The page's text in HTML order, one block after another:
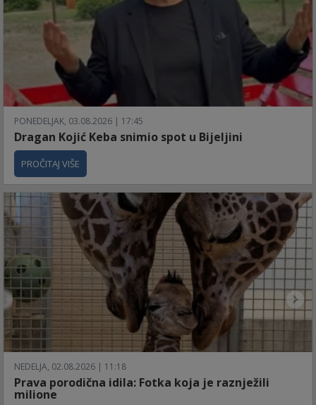
PONEDELJAK, 03.08.2026 | 17:45
Dragan Kojić Keba snimio spot u Bijeljini
PROČITAJ VIŠE
NEDELJA, 02.08.2026 | 11:18
Prava porodična idila: Fotka koja je raznježili
milione